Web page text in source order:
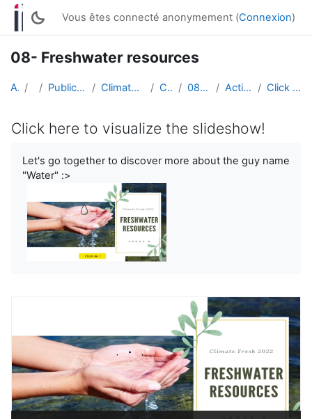
Passer au contenu principal
Vous êtes connecté anonymement (Connexion)
08- Freshwater resources
Accueil Cours Publications of students works (English) Climate PBL : Active Multimedia Conferences Climate PBL 2022 08- Freshwater resources Active Multimedia Conference Click here to visualize the slideshow!
Click here to visualize the slideshow!
Let's go together to discover more about the guy name
"Water" :>